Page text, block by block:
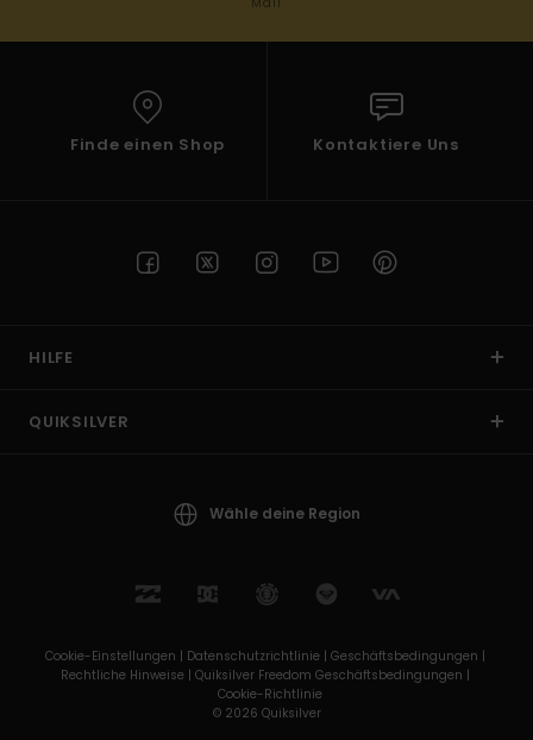
Finde einen Shop Kontaktiere Uns
HILFE
QUIKSILVER
Wähle deine Region
Cookie-Einstellungen | Datenschutzrichtlinie | Geschäftsbedingungen |
Rechtliche Hinweise | Quiksilver Freedom Geschäftsbedingungen |
Cookie-Richtlinie
© 2026 Quiksilver